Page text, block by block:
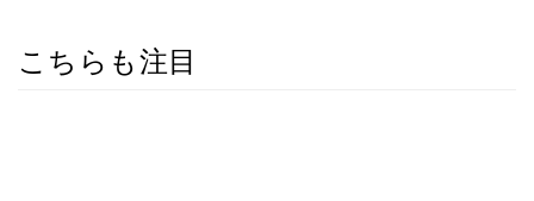
こちらも注目